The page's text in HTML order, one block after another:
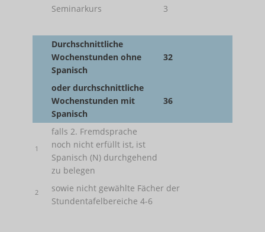
Seminarkurs
3
Durchschnittliche
Wochenstunden ohne
Spanisch
32
oder durchschnittliche
Wochenstunden mit
Spanisch
36
1
falls 2. Fremdsprache
noch nicht erfüllt ist, ist
Spanisch (N) durchgehend
zu belegen
2
sowie nicht gewählte Fächer der
Stundentafelbereiche 4-6